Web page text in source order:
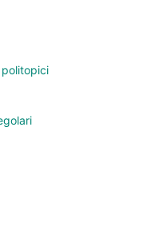
politopici